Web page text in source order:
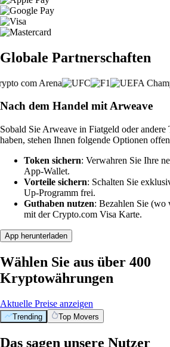
Globale Partnerschaften
Nach dem Handel mit Arweave
Sobald Sie Arweave in Fiatgeld oder andere
haben, stehen Ihnen folgende Optionen
Token sichern: Verwahren Sie Ihre
App-Wallet.
Vorteile sichern: Schalten Sie
Up-Programm frei.
Guthaben nutzen: Bezahlen Sie (wo
mit der Crypto.com Visa Karte.
App herunterladen
Wählen Sie aus über 400
Kryptowährungen
Aktuelle Preise anzeigen
Trending Top Movers
Das sagen unsere Nutzer